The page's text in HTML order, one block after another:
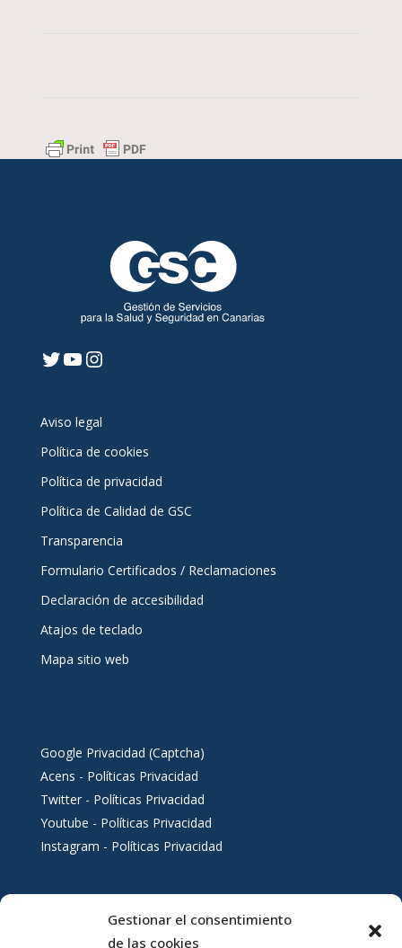
Gestionar el consentimiento
de las cookies
Twitter
YouTube
Instagram
Aviso legal
Política de cookies
Política de privacidad
Política de Calidad de GSC
Transparencia
Formulario Certificados / Reclamaciones
Declaración de accesibilidad
Atajos de teclado
Mapa sitio web
Google Privacidad (Captcha)
Acens - Políticas Privacidad
Twitter - Políticas Privacidad
Youtube - Políticas Privacidad
Instagram - Políticas Privacidad
Servicios al ciudadano